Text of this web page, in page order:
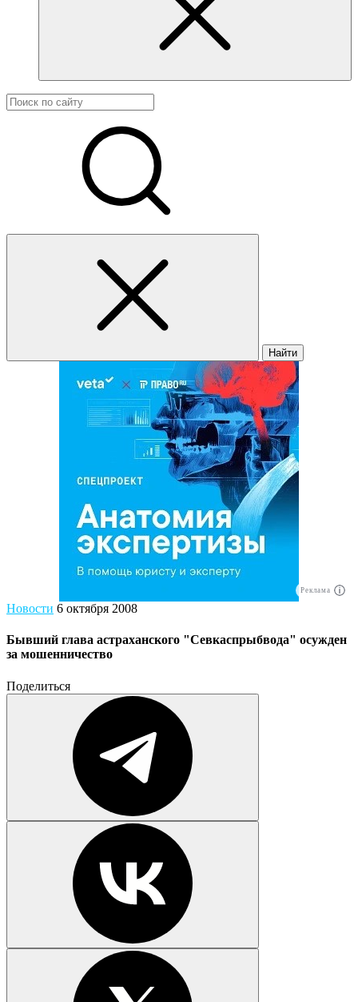
Найти
Реклама
Новости 6 октября 2008
Бывший глава астраханского "Севкаспрыбвода" осужден
за мошенничество
Поделиться